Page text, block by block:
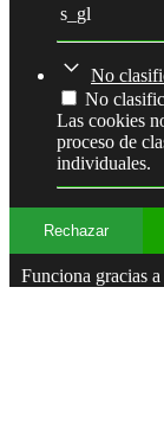
s_gl
No
No
Las cookies
proceso de
individuales.
Rechazar
Funciona gracias a